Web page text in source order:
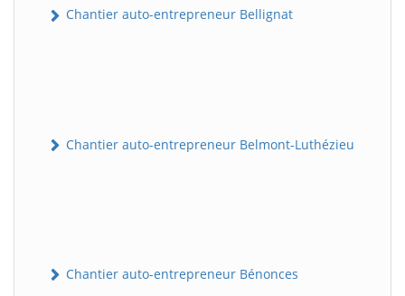
Chantier auto-entrepreneur Bellignat
Chantier auto-entrepreneur Belmont-Luthézieu
Chantier auto-entrepreneur Bénonces